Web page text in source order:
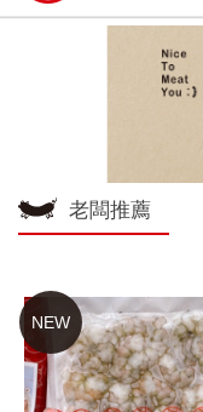
老闆推薦
NEW